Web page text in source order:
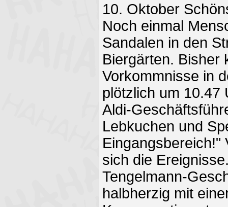
10. Oktober
Noch einmal
Sandalen in den
Biergärten. Bisher
Vorkommnisse in
plötzlich um 10.47
Aldi-
Lebkuchen und
Eingangsbereich!"
sich die
Tengelmann-
halbherzig mit